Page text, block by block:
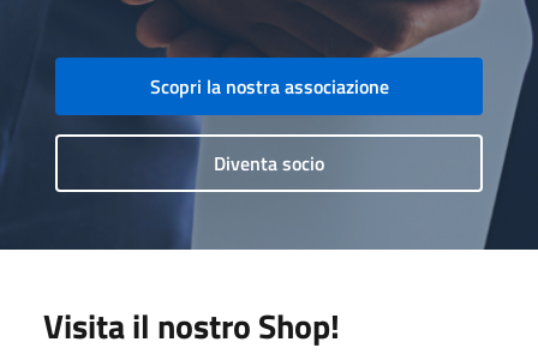
Scopri la nostra associazione
Diventa socio
Visita il nostro Shop!